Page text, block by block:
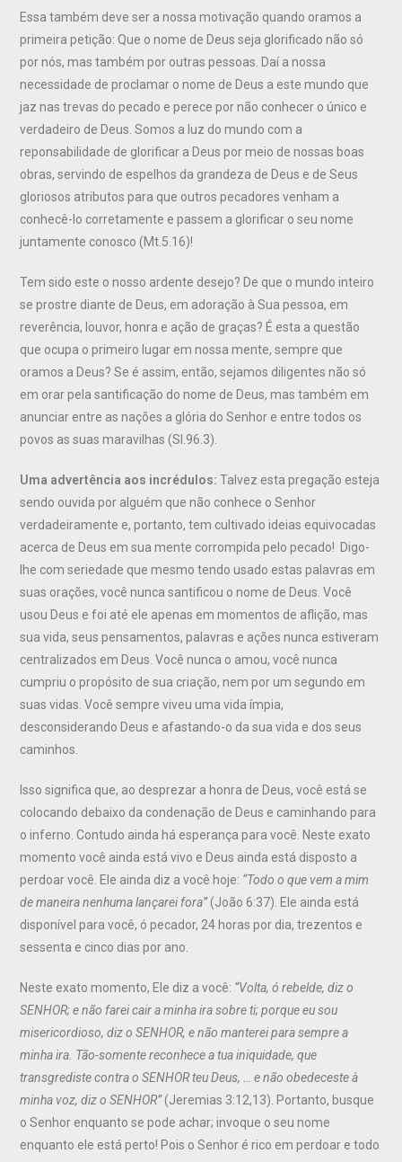
Essa também deve ser a nossa motivação quando oramos a
primeira petição: Que o nome de Deus seja glorificado não só
por nós, mas também por outras pessoas. Daí a nossa
necessidade de proclamar o nome de Deus a este mundo que
jaz nas trevas do pecado e perece por não conhecer o único e
verdadeiro de Deus. Somos a luz do mundo com a
reponsabilidade de glorificar a Deus por meio de nossas boas
obras, servindo de espelhos da grandeza de Deus e de Seus
gloriosos atributos para que outros pecadores venham a
conhecê-lo corretamente e passem a glorificar o seu nome
juntamente conosco (Mt.5.16)!
Tem sido este o nosso ardente desejo? De que o mundo inteiro
se prostre diante de Deus, em adoração à Sua pessoa, em
reverência, louvor, honra e ação de graças? É esta a questão
que ocupa o primeiro lugar em nossa mente, sempre que
oramos a Deus? Se é assim, então, sejamos diligentes não só
em orar pela santificação do nome de Deus, mas também em
anunciar entre as nações a glória do Senhor e entre todos os
povos as suas maravilhas (Sl.96.3).
Uma advertência aos incrédulos: Talvez esta pregação esteja
sendo ouvida por alguém que não conhece o Senhor
verdadeiramente e, portanto, tem cultivado ideias equivocadas
acerca de Deus em sua mente corrompida pelo pecado! Digo-
lhe com seriedade que mesmo tendo usado estas palavras em
suas orações, você nunca santificou o nome de Deus. Você
usou Deus e foi até ele apenas em momentos de aflição, mas
sua vida, seus pensamentos, palavras e ações nunca estiveram
centralizados em Deus. Você nunca o amou, você nunca
cumpriu o propósito de sua criação, nem por um segundo em
suas vidas. Você sempre viveu uma vida ímpia,
desconsiderando Deus e afastando-o da sua vida e dos seus
caminhos.
Isso significa que, ao desprezar a honra de Deus, você está se
colocando debaixo da condenação de Deus e caminhando para
o inferno. Contudo ainda há esperança para você. Neste exato
momento você ainda está vivo e Deus ainda está disposto a
perdoar você. Ele ainda diz a você hoje: “Todo o que vem a mim
de maneira nenhuma lançarei fora”(João 6:37). Ele ainda está
disponível para você, ó pecador, 24 horas por dia, trezentos e
sessenta e cinco dias por ano.
Neste exato momento, Ele diz a você: “Volta, ó rebelde, diz o
SENHOR; e não farei cair a minha ira sobre ti; porque eu sou
misericordioso, diz o SENHOR, e não manterei para sempre a
minha ira. Tão-somente reconhece a tua iniquidade, que
transgrediste contra o SENHOR teu Deus, … e não obedeceste à
minha voz, diz o SENHOR”(Jeremias 3:12,13). Portanto, busque
o Senhor enquanto se pode achar; invoque o seu nome
enquanto ele está perto! Pois o Senhor é rico em perdoar e todo